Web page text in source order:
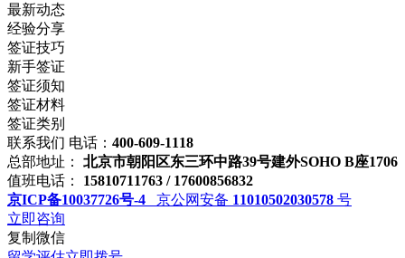
最新动态
经验分享
签证技巧
新手签证
签证须知
签证材料
签证类别
联系我们 电话： 400-609-1118
总部地址： 北京市朝阳区东三环中路39号建外SOHO B座1706
值班电话： 15810711763 / 17600856832
京ICP备10037726号-4 京公网安备 11010502030578 号
立即咨询
复制微信